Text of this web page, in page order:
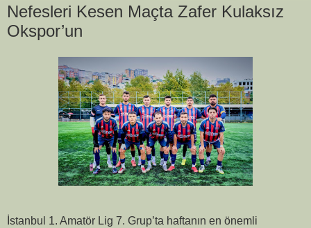
Nefesleri Kesen Maçta Zafer Kulaksız
Okspor’un
İstanbul 1. Amatör Lig 7. Grup’ta haftanın en önemli